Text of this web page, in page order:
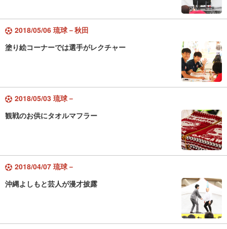
2018/05/06 琉球－秋田
塗り絵コーナーでは選手がレクチャー
2018/05/03 琉球－
観戦のお供にタオルマフラー
2018/04/07 琉球－
沖縄よしもと芸人が漫才披露